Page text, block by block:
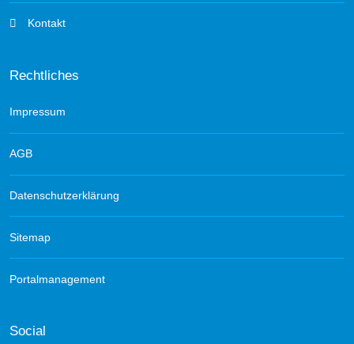
Kontakt
Rechtliches
Impressum
AGB
Datenschutzerklärung
Sitemap
Portalmanagement
Social